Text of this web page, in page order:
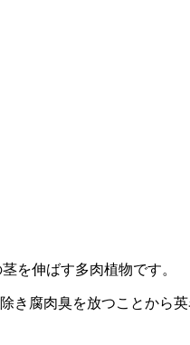
を伸ばす多肉植物です。
き腐肉臭を放つことから